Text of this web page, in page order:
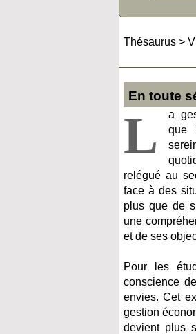
Thésaurus >
En toute
L
a
que
relégué au
face à des
plus que de
une
et de ses
Pour les
conscience
envies. Cet
gestion
devient plus